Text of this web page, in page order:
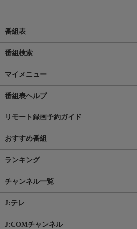
番組表
番組検索
マイメニュー
番組表ヘルプ
リモート録画予約ガイド
おすすめ番組
ランキング
チャンネル一覧
J:テレ
J:COMチャンネル